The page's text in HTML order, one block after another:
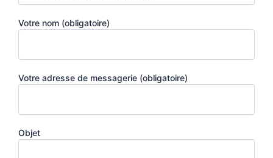
Votre nom (obligatoire)
Votre adresse de messagerie (obligatoire)
Objet